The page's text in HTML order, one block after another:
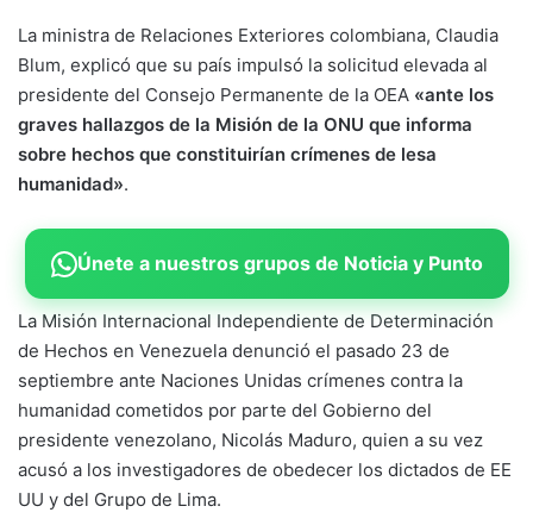
La ministra de Relaciones Exteriores colombiana, Claudia
Blum, explicó que su país impulsó la solicitud elevada al
presidente del Consejo Permanente de la OEA «ante los
graves hallazgos de la Misión de la ONU que informa
sobre hechos que constituirían crímenes de lesa
humanidad».
Únete a nuestros grupos de Noticia y Punto
La Misión Internacional Independiente de Determinación
de Hechos en Venezuela denunció el pasado 23 de
septiembre ante Naciones Unidas crímenes contra la
humanidad cometidos por parte del Gobierno del
presidente venezolano, Nicolás Maduro, quien a su vez
acusó a los investigadores de obedecer los dictados de EE
UU y del Grupo de Lima.